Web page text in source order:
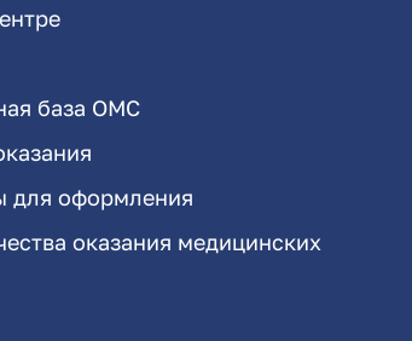
база ОМС
для оформления
оказания медицинских